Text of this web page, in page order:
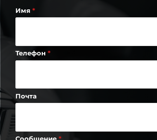
Имя
Телефон
Почта